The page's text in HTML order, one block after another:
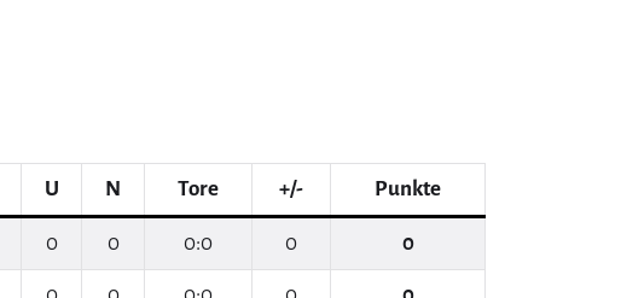
U N Tore +/- Punkte
0 0 0:0 0 0